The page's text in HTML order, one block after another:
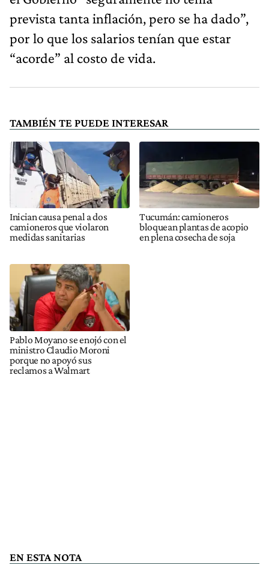
prevista tanta inflación, pero se ha dado”,
por lo que los salarios tenían que estar
“acorde” al costo de vida.
TAMBIÉN TE PUEDE INTERESAR
Inician causa penal a dos
camioneros que violaron
medidas sanitarias
Tucumán: camioneros
bloquean plantas de acopio
en plena cosecha de soja
Pablo Moyano se enojó con el
ministro Claudio Moroni
porque no apoyó sus
reclamos a Walmart
EN ESTA NOTA